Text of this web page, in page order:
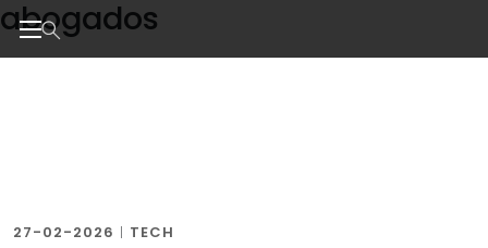
Skip
to
the
abogados
27-02-2026 | TECH